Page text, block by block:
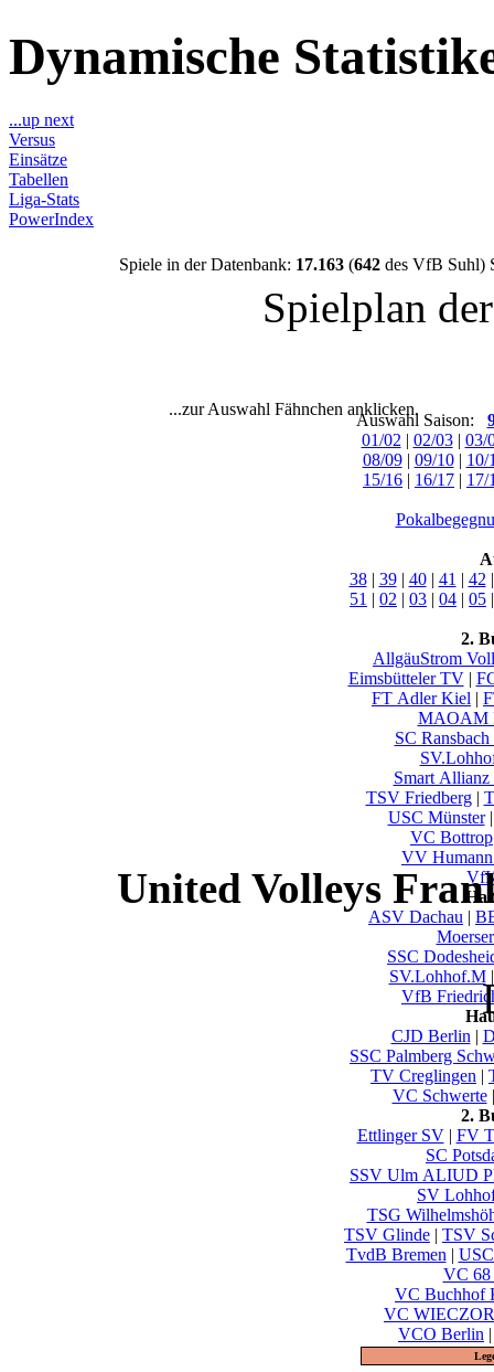
Dynamische
...up next
Versus
Einsätze
Tabellen
Liga-Stats
PowerIndex
Spiele in der Datenbank: 17.163(642des VfB Suhl)
Spielplan
...zur Auswahl Fähnchen anklicken.
Auswahl Saison:
01/02 | 02/03| 03/
08/09| 09/10| 10/
15/16 | 16/17 | 17/
38| 39| 40| 41 | 42
51 | 02 | 03 | 04 | 05
2.
AllgäuStrom
Eimsbütteler TV|
FT Adler Kiel |
MAOAM
SC
Smart Allianz
TSV Friedberg|
USC Münster
VC Bottrop
VV Humann
ASV Dachau |
SSC
SV.Lohhof.M
VfB
CJD Berlin |
SSC Palmberg
TV Creglingen |
VC Schwerte
2.
Ettlinger SV| FV
SC
SSV Ulm ALIUD
SV
TSG
TSV Glinde | TSV
TvdB Bremen |
VC 68
VC Buchhof
VC
VCO Berlin
United Volleys